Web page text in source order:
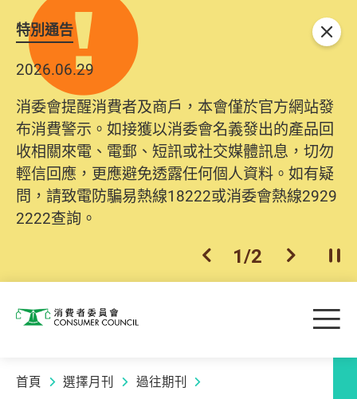
特別通告
2026.06.29
消委會提醒消費者及商戶，本會僅於官方網站發
布消費警示。如接獲以消委會名義發出的產品回
收相關來電、電郵、短訊或社交媒體訊息，切勿
輕信回應，更應避免透露任何個人資料。如有疑
問，請致電防騙易熱線18222或消委會熱線2929
2222查詢。
上一個
1/2 下一個開
關閉
消費者委員會 目
首頁 選擇月刊 過往期刊